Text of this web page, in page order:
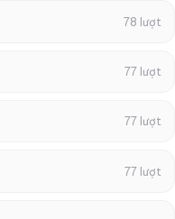
78 lượt
77 lượt
77 lượt
77 lượt